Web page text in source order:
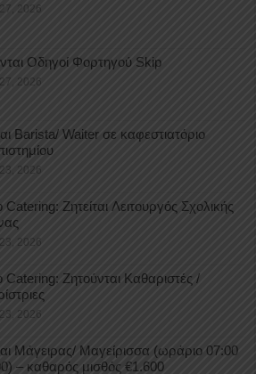
2026
Οδηγοί Φορτηγού Skip
2026
Barista/ Waiter σε καφεστιατόριο
2026
Catering: Ζητείται Λειτουργός Σχολικής
2026
Catering: Ζητούνται Καθαριστές /
2026
Μάγειρας/ Μαγείρισσα (ωράριο 07:00
– καθαρός μισθός €1.600